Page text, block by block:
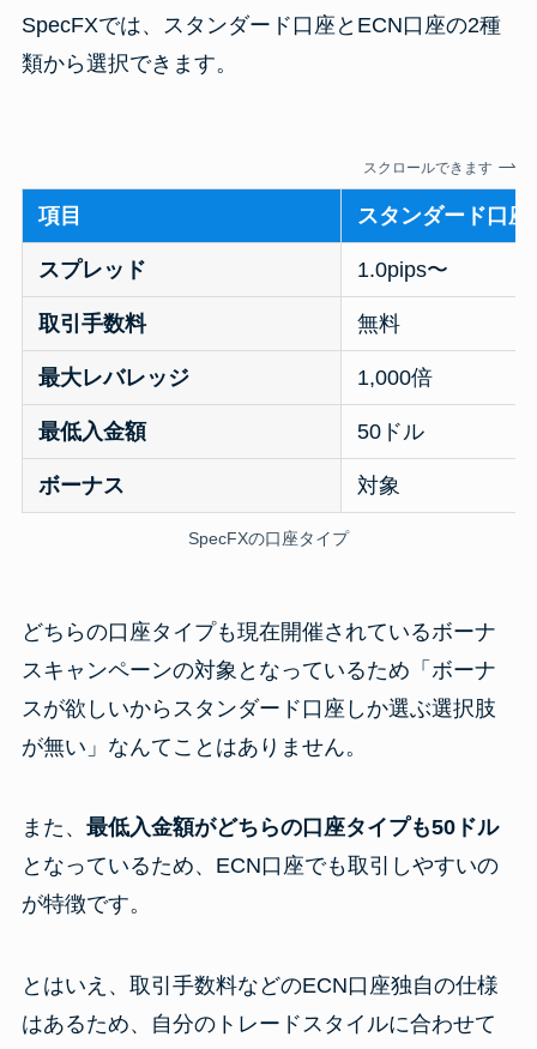
SpecFXでは、スタンダード口座とECN口座の2種
類から選択できます。
スクロールできます
項目 スタンダード口座
スプレッド 1.0pips〜
取引手数料 無料
最大レバレッジ 1,000倍
最低入金額 50ドル
ボーナス 対象
SpecFXの口座タイプ
どちらの口座タイプも現在開催されているボーナ
スキャンペーンの対象となっているため「ボーナ
スが欲しいからスタンダード口座しか選ぶ選択肢
が無い」なんてことはありません。
また、 最低入金額がどちらの口座タイプも50ドル
となっているため、ECN口座でも取引しやすいの
が特徴です。
とはいえ、取引手数料などのECN口座独自の仕様
はあるため、自分のトレードスタイルに合わせて